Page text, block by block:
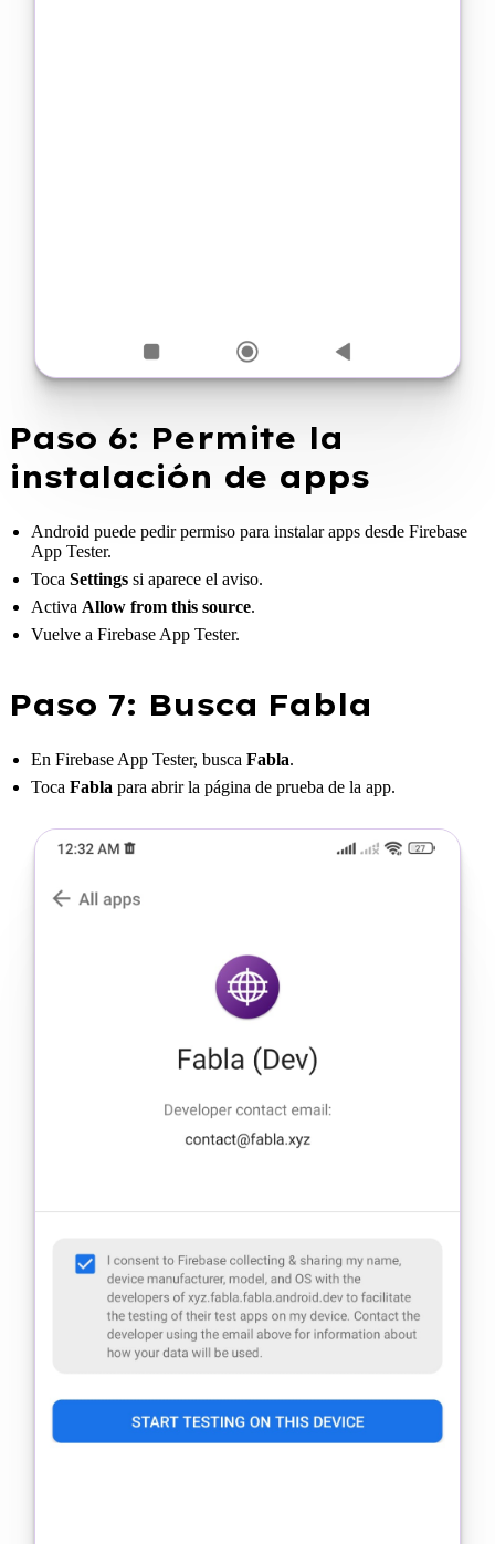
Paso 6: Permite la
instalación de apps
Android puede pedir permiso para instalar apps desde Firebase
App Tester.
Toca Settings si aparece el aviso.
Activa Allow from this source.
Vuelve a Firebase App Tester.
Paso 7: Busca Fabla
En Firebase App Tester, busca Fabla.
Toca Fabla para abrir la página de prueba de la app.